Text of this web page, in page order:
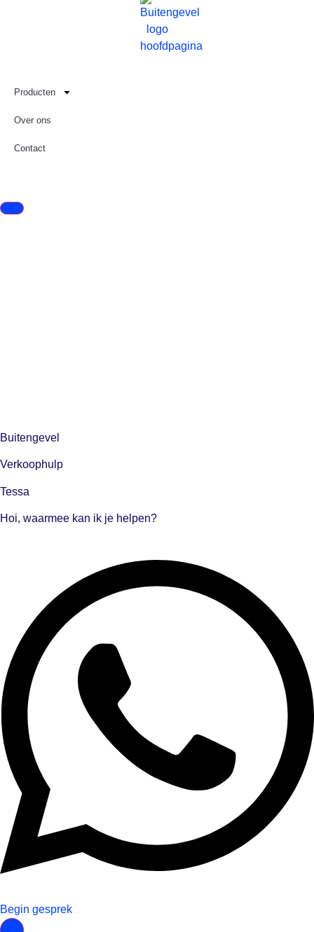
Producten
Over ons
Contact
Buitengevel
Verkoophulp
Tessa
Hoi, waarmee kan ik je helpen?
Begin gesprek